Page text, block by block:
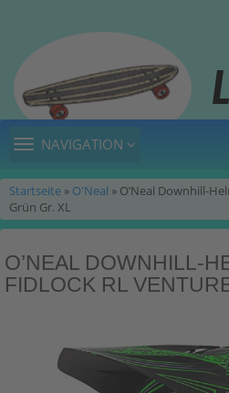
TOGGLE
NAVIGATION
Startseite » O'Neal » O’Neal Downhill-
Grün Gr. XL
O’NEAL DOWNHILL-
FIDLOCK RL